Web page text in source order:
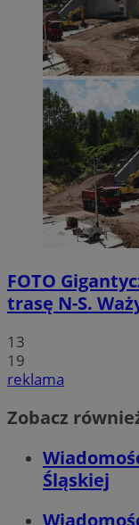
FOTO
trasę N-S.
13
19
reklama
Zobacz
Śląskiej